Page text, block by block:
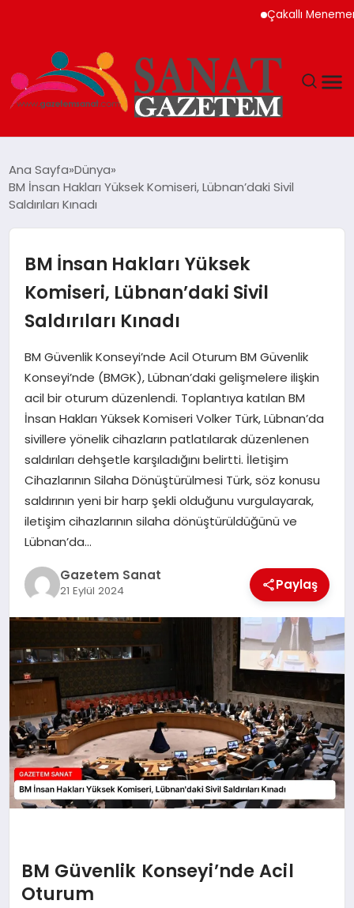
Çakallı Menemeni
TEKNOLOJI
YAŞAM
EKONOMI
SAĞLIK
DÜNYA
EĞITIM
Ana Sayfa Dünya
BM İnsan Hakları Yüksek Komiseri, Lübnan’daki Sivil
Saldırıları Kınadı
BM İnsan Hakları Yüksek
Komiseri, Lübnan’daki Sivil
Saldırıları Kınadı
BM Güvenlik Konseyi’nde Acil Oturum BM Güvenlik
Konseyi’nde (BMGK), Lübnan’daki gelişmelere ilişkin
acil bir oturum düzenlendi. Toplantıya katılan BM
İnsan Hakları Yüksek Komiseri Volker Türk, Lübnan’da
sivillere yönelik cihazların patlatılarak düzenlenen
saldırıları dehşetle karşıladığını belirtti. İletişim
Cihazlarının Silaha Dönüştürülmesi Türk, söz konusu
saldırının yeni bir harp şekli olduğunu vurgulayarak,
iletişim cihazlarının silaha dönüştürüldüğünü ve
Lübnan’da…
Gazetem Sanat
21 Eylül 2024 Paylaş
BM Güvenlik Konseyi’nde Acil
Oturum